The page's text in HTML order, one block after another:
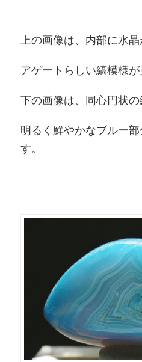
上の画像は、内部に水晶
アゲートらしい縞模様が
下の画像は、同心円状の
明るく鮮やかなブルー
す。